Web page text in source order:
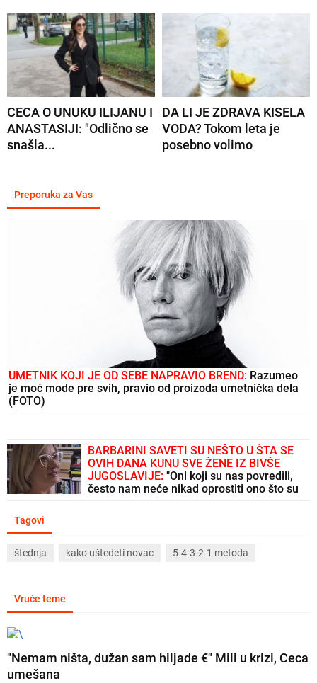
CECA O UNUKU ILIJANU I
ANASTASIJI: "Odlično se
snašla...
DA LI JE ZDRAVA KISELA
VODA? Tokom leta je
posebno volimo
Preporuka za Vas
UMETNIK KOJI JE OD SEBE NAPRAVIO BREND: Razumeo
je moć mode pre svih, pravio od proizoda umetnička dela
(FOTO)
BARBARINI SAVETI SU NEŠTO U ŠTA SE
OVIH DANA KUNU SVE ŽENE IZ BIVŠE
JUGOSLAVIJE: "Oni koji su nas povredili,
često nam neće nikad oprostiti ono što su
Tagovi
štednja kako uštedeti novac 5-4-3-2-1 metoda
Vruće teme
"Nemam ništa, dužan sam hiljade €" Mili u krizi, Ceca
umešana